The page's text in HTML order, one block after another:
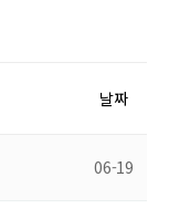
날짜
06-19